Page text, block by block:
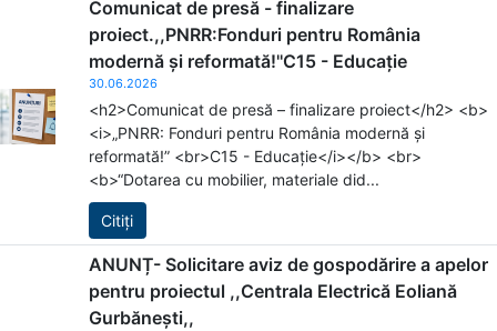
Comunicat de presă - finalizare
proiect.,,PNRR:Fonduri pentru România
modernă și reformată!''C15 - Educație
30.06.2026
<h2>Comunicat de presă – finalizare proiect</h2> <b>
<i>„PNRR: Fonduri pentru România modernă și
reformată!” <br>C15 - Educație</i></b> <br>
<b>“Dotarea cu mobilier, materiale did...
Citiți
ANUNȚ- Solicitare aviz de gospodărire a apelor
pentru proiectul ,,Centrala Electrică Eoliană
Gurbănești,,